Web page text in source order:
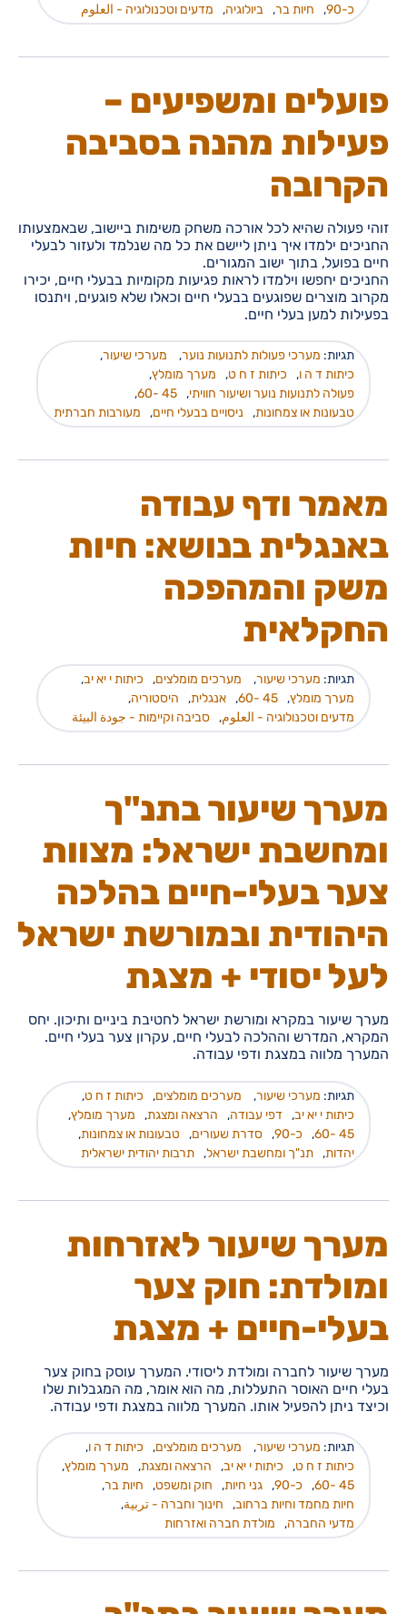
כ-90
, חיות בר, ביולוגיה, מדעים וטכנולוגיה - العلوم
פועלים ומשפיעים –
פעילות מהנה בסביבה
הקרובה
זוהי פעולה שהיא לכל אורכה משחק משימות ביישוב, שבאמצעותו
החניכים ילמדו איך ניתן ליישם את כל מה שנלמד ולעזור לבעלי
חיים בפועל, בתוך ישוב המגורים.
החניכים יחפשו וילמדו לראות פגיעות מקומיות בבעלי חיים, יכירו
מקרוב מוצרים שפוגעים בבעלי חיים וכאלו שלא פוגעים, ויתנסו
בפעילות למען בעלי חיים.
תגיות: מערכי פעולות לתנועות נוער, מערכי שיעור,
כיתות ד ה ו, כיתות ז ח ט, מערך מומלץ,
פעולה לתנועות נוער ושיעור חוויתי,
45 -60
,
טבעונות או צמחונות, ניסויים בבעלי חיים, מעורבות חברתית
מאמר ודף עבודה
באנגלית בנושא: חיות
משק והמהפכה
החקלאית
תגיות: מערכי שיעור, מערכים מומלצים, כיתות י יא יב,
מערך מומלץ,
45 -60
, אנגלית, היסטוריה,
מדעים וטכנולוגיה - العلوم, סביבה וקיימות - جودة البيئة
מערך שיעור בתנ"ך
ומחשבת ישראל: מצוות
צער בעלי-חיים בהלכה
היהודית ובמורשת ישראל
לעל יסודי + מצגת
מערך שיעור במקרא ומורשת ישראל לחטיבת ביניים ותיכון. יחס
המקרא, המדרש וההלכה לבעלי חיים, עקרון צער בעלי חיים.
המערך מלווה במצגת ודפי עבודה.
תגיות: מערכי שיעור, מערכים מומלצים, כיתות ז ח ט,
כיתות י יא יב, דפי עבודה, הרצאה ומצגת, מערך מומלץ,
45 -60
, כ-90 , סדרת שעורים, טבעונות או צמחונות,
יהדות, תנ"ך ומחשבת ישראל, תרבות יהודית ישראלית
מערך שיעור לאזרחות
ומולדת: חוק צער
בעלי-חיים + מצגת
מערך שיעור לחברה ומולדת ליסודי. המערך עוסק בחוק צער
בעלי חיים האוסר התעללות, מה הוא אומר, מה המגבלות שלו
וכיצד ניתן להפעיל אותו. המערך מלווה במצגת ודפי עבודה.
תגיות: מערכי שיעור, מערכים מומלצים, כיתות ד ה ו,
כיתות ז ח ט, כיתות י יא יב, הרצאה ומצגת, מערך מומלץ,
45 -60
, כ-90 , גני חיות, חוק ומשפט, חיות בר,
חיות מחמד וחיות ברחוב, חינוך וחברה - تربية,
מדעי החברה, מולדת חברה ואזרחות